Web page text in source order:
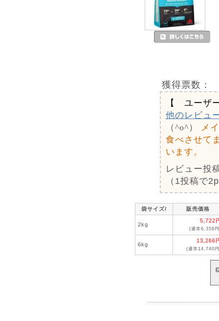
獲得票数：
【 ユーザ
他のレビュ
（^o^）
メ
食べさせて
います。
レビュー投
（1投稿で
袋サイズ/ 販売価格
2kg
5,722
(通常6,358
6kg
13,266
(通常14,740